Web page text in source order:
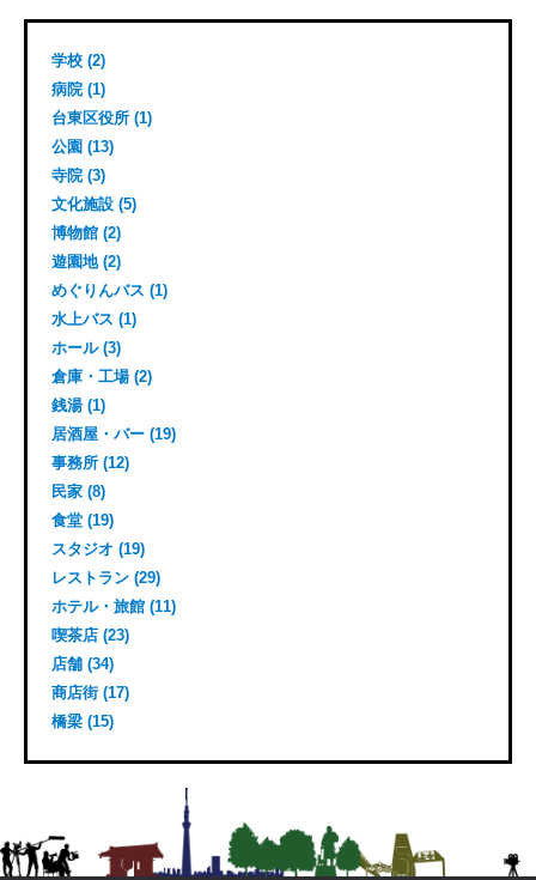
学校 (2)
病院 (1)
台東区役所 (1)
公園 (13)
寺院 (3)
文化施設 (5)
博物館 (2)
遊園地 (2)
めぐりんバス (1)
水上バス (1)
ホール (3)
倉庫・工場 (2)
銭湯 (1)
居酒屋・バー (19)
事務所 (12)
民家 (8)
食堂 (19)
スタジオ (19)
レストラン (29)
ホテル・旅館 (11)
喫茶店 (23)
店舗 (34)
商店街 (17)
橋梁 (15)